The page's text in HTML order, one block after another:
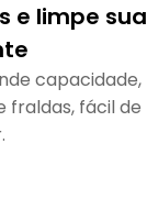
e limpe sua
capacidade,
fraldas, fácil de